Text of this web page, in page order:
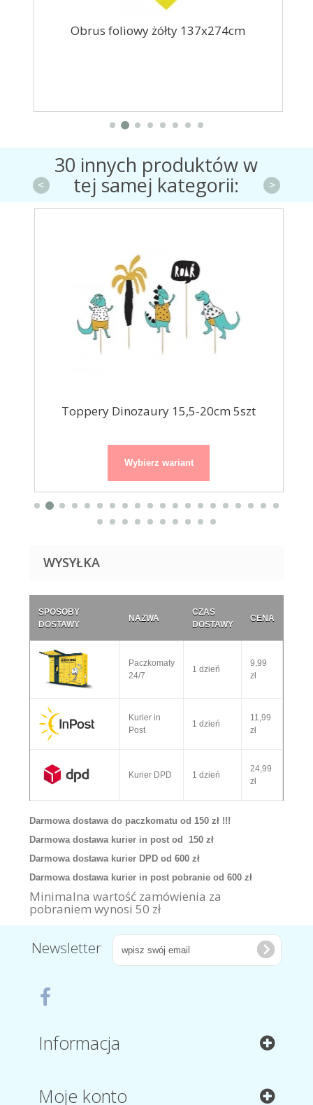
Obrus foliowy żółty 137x274cm
30 innych produktów w
tej samej kategorii:
Toppery Dinozaury 15,5-20cm 5szt
Wybierz wariant
< >
WYSYŁKA
SPOSOBY
DOSTAWY
NAZWA
CZAS
DOSTAWY
CENA
Paczkomaty
24/7
1 dzień
9,99
zł
Kurier in
Post
1 dzień
11,99
zł
Kurier DPD 1 dzień
24,99
zł
Darmowa dostawa do paczkomatu od 150 zł !!!
Darmowa dostawa kurier in post od 150 zł
Darmowa dostawa kurier DPD od 600 zł
Darmowa dostawa kurier in post pobranie od 600 zł
Minimalna wartość zamówienia za
pobraniem wynosi 50 zł
Newsletter
Informacja
Moje konto